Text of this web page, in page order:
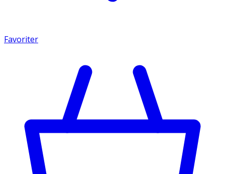
Favoriter